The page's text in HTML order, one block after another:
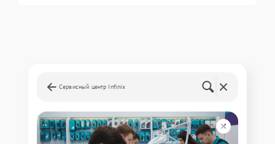
Сервисный центр Infinix